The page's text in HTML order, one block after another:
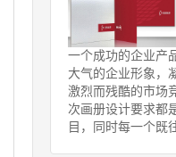
一个成功的企业产
大气的企业形象，
激烈而残酷的市场
次画册设计要求都
目，同时每一个既